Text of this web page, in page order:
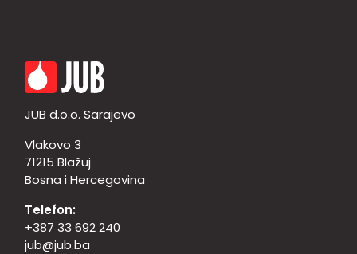
JUB d.o.o. Sarajevo
Vlakovo 3
71215 Blažuj
Bosna i Hercegovina
Telefon:
+387 33 692 240
jub@jub.ba